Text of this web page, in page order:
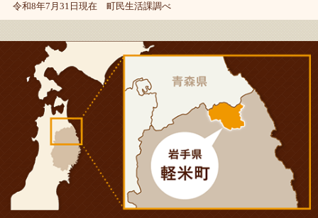
令和8年7月31日現在 町民生活課調べ